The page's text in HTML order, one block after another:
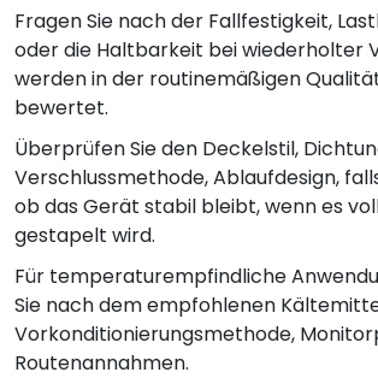
Fragen Sie nach der Fallfestigkeit,
oder die Haltbarkeit bei wiederholter
werden in der routinemäßigen
bewertet.
Überprüfen Sie den Deckelstil,
Verschlussmethode, Ablaufdesign,
ob das Gerät stabil bleibt, wenn es
gestapelt wird.
Für temperaturempfindliche
Sie nach dem empfohlenen
Vorkonditionierungsmethode,
Routenannahmen.